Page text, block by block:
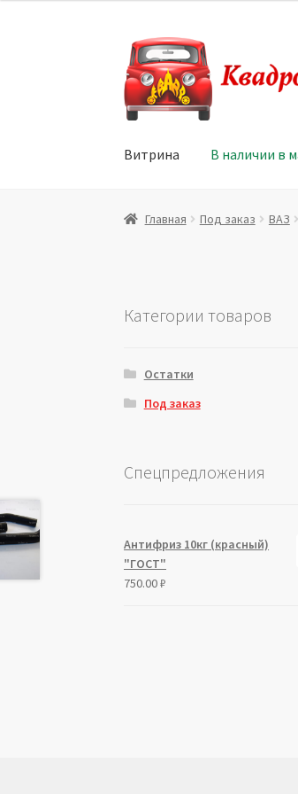
Перейти
к
навигации
Перейти
к
содержимому
Витрина В наличии в
Главная Витрина Мой
Главная Под заказ ВАЗ
Категории товаров
Остатки
Под заказ
Спецпредложения
Антифриз 10кг (красный)
"ГОСТ"
750.00₽